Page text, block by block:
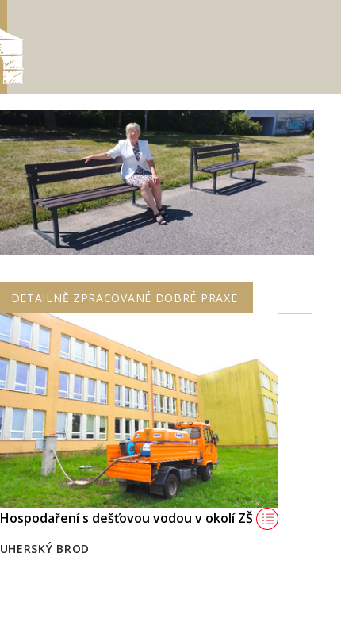
DETAILNĚ ZPRACOVANÉ DOBRÉ PRAXE
Hospodaření s dešťovou vodou v okolí ZŠ
UHERSKÝ BROD